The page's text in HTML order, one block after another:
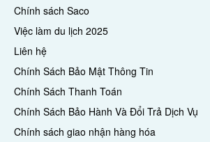
Chính sách Saco
Việc làm du lịch 2025
Liên hệ
Chính Sách Bảo Mật Thông Tin
Chính Sách Thanh Toán
Chính Sách Bảo Hành Và Đổi Trả Dịch Vụ
Chính sách giao nhận hàng hóa